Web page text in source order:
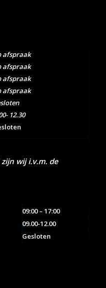
afspraak
afspraak
afspraak
afspraak
12.30
wij i.v.m. de
09:00 – 17:00
09.00-12.00
Gesloten